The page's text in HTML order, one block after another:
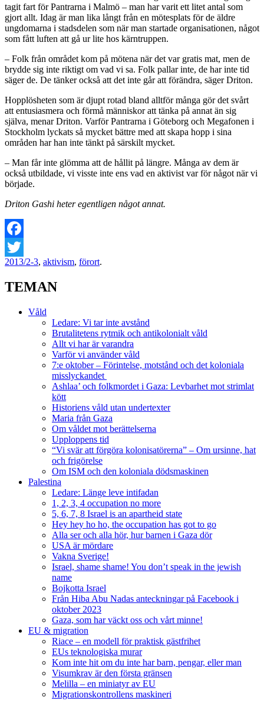
tagit fart för Pantrarna i Malmö – man har varit ett litet antal som
gjort allt. Idag är man lika långt från en mötesplats för de äldre
ungdomarna i stadsdelen som när man startade organisationen, något
som fått luften att gå ur lite hos kärntruppen.
– Folk från området kom på mötena när det var gratis mat, men de
brydde sig inte riktigt om vad vi sa. Folk pallar inte, de har inte tid
säger de. De tänker också att det inte går att förändra, säger Driton.
Hopplösheten som är djupt rotad bland alltför många gör det svårt
att entusiasmera och förmå människor att tänka på annat än sig
själva, menar Driton. Varför Pantrarna i Göteborg och Megafonen i
Stockholm lyckats så mycket bättre med att skapa hopp i sina
områden har han inte tänkt på särskilt mycket.
– Man får inte glömma att de hållit på längre. Många av dem är
också utbildade, vi visste inte ens vad en aktivist var för något när vi
började.
Driton Gashi heter egentligen något annat.
Facebook
Twitter
2013/2-3, aktivism, förort.
TEMAN
Våld
Ledare: Vi tar inte avstånd
Brutalitetens rytmik och antikolonialt våld
Allt vi har är varandra
Varför vi använder våld
7:e oktober – Förintelse, motstånd och det koloniala
misslyckandet
Ashlaa’ och folkmordet i Gaza: Levbarhet mot strimlat
kött
Historiens våld utan undertexter
Maria från Gaza
Om våldet mot berättelserna
Upploppens tid
“Vi svär att förgöra kolonisatörerna” – Om ursinne, hat
och frigörelse
Om ISM och den koloniala dödsmaskinen
Palestina
Ledare: Länge leve intifadan
1, 2, 3, 4 occupation no more
5, 6, 7, 8 Israel is an apartheid state
Hey hey ho ho, the occupation has got to go
Alla ser och alla hör, hur barnen i Gaza dör
USA är mördare
Vakna Sverige!
Israel, shame shame! You don’t speak in the jewish
name
Bojkotta Israel
Från Hiba Abu Nadas anteckningar på Facebook i
oktober 2023
Gaza, som har väckt oss och vårt minne!
EU & migration
Riace – en modell för praktisk gästfrihet
EUs teknologiska murar
Kom inte hit om du inte har barn, pengar, eller man
Visumkrav är den första gränsen
Melilla – en miniatyr av EU
Migrationskontrollens maskineri